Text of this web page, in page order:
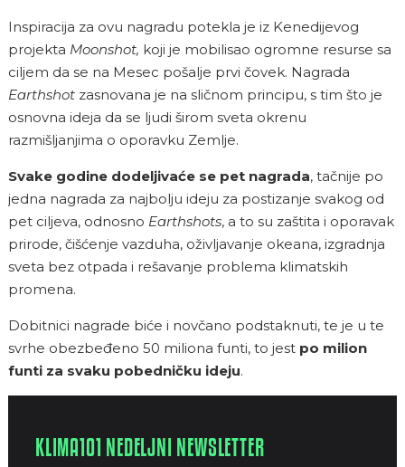
Inspiracija za ovu nagradu potekla je iz Kenedijevog
projekta Moonshot, koji je mobilisao ogromne resurse sa
ciljem da se na Mesec pošalje prvi čovek. Nagrada
Earthshot zasnovana je na sličnom principu, s tim što je
osnovna ideja da se ljudi širom sveta okrenu
razmišljanjima o oporavku Zemlje.
Svake godine dodeljivaće se pet nagrada, tačnije po
jedna nagrada za najbolju ideju za postizanje svakog od
pet ciljeva, odnosno Earthshots, a to su zaštita i oporavak
prirode, čišćenje vazduha, oživljavanje okeana, izgradnja
sveta bez otpada i rešavanje problema klimatskih
promena.
Dobitnici nagrade biće i novčano podstaknuti, te je u te
svrhe obezbeđeno 50 miliona funti, to jest po milion
funti za svaku pobedničku ideju.
KLIMA101 NEDELJNI NEWSLETTER